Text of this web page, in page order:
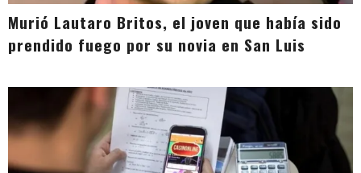
Murió Lautaro Britos, el joven que había sido
prendido fuego por su novia en San Luis